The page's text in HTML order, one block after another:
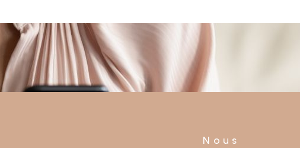
Nous